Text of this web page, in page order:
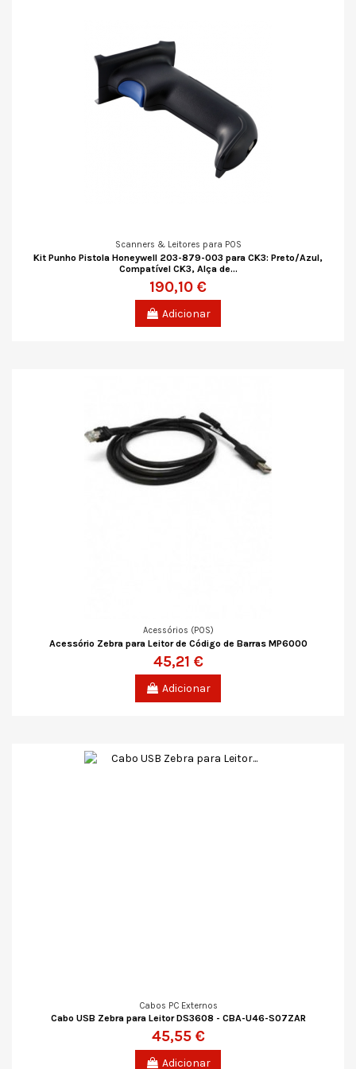
Scanners & Leitores para POS
Kit Punho Pistola Honeywell 203-879-003 para CK3: Preto/Azul,
Compatível CK3, Alça de...
190,10 €
Adicionar
Acessórios (POS)
Acessório Zebra para Leitor de Código de Barras MP6000
45,21 €
Adicionar
Cabos PC Externos
Cabo USB Zebra para Leitor DS3608 - CBA-U46-S07ZAR
45,55 €
Adicionar